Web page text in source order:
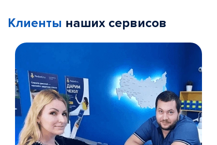
Клиенты наших сервисов